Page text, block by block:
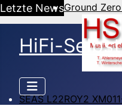
Letzte NewsGround
SEAS L22ROY2
HiFi-